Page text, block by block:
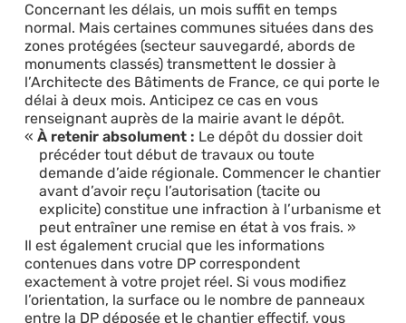
Concernant les délais, un mois suffit en temps
normal. Mais certaines communes situées dans des
zones protégées (secteur sauvegardé, abords de
monuments classés) transmettent le dossier à
l’Architecte des Bâtiments de France, ce qui porte le
délai à deux mois. Anticipez ce cas en vous
renseignant auprès de la mairie avant le dépôt.
À retenir absolument : Le dépôt du dossier doit
précéder tout début de travaux ou toute
demande d’aide régionale. Commencer le chantier
avant d’avoir reçu l’autorisation (tacite ou
explicite) constitue une infraction à l’urbanisme et
peut entraîner une remise en état à vos frais.
Il est également crucial que les informations
contenues dans votre DP correspondent
exactement à votre projet réel. Si vous modifiez
l’orientation, la surface ou le nombre de panneaux
entre la DP déposée et le chantier effectif, vous